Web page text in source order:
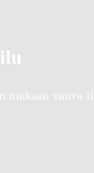
mukaan vauva